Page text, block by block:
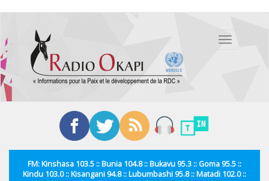
contenu
principal
Toggle
FM: Kinshasa 103.5 :: Bunia 104.8 :: Bukavu 95.3 :: Goma 95.5 ::
Kindu 103.0 :: Kisangani 94.8 :: Lubumbashi 95.8 :: Matadi 102.0 ::